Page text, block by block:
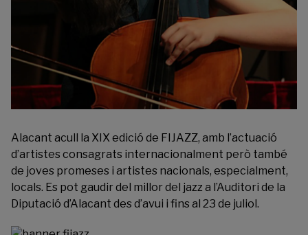
Alacant acull la XIX edició de FIJAZZ, amb l’actuació
d’artistes consagrats internacionalment però també
de joves promeses i artistes nacionals, especialment,
locals. Es pot gaudir del millor del jazz a l’Auditori de la
Diputació d’Alacant des d’avui i fins al 23 de juliol.